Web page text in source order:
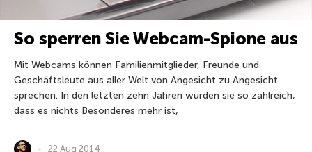
So sperren Sie Webcam-Spione aus
Mit Webcams können Familienmitglieder, Freunde und
Geschäftsleute aus aller Welt von Angesicht zu Angesicht
sprechen. In den letzten zehn Jahren wurden sie so zahlreich,
dass es nichts Besonderes mehr ist,
22 Aug 2014